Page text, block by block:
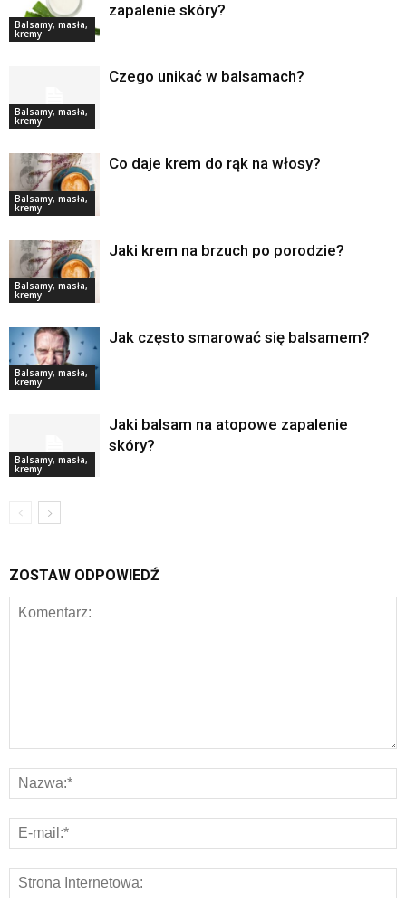
Balsamy, masła,
kremy
zapalenie skóry?
Balsamy, masła,
kremy
Czego unikać w balsamach?
Balsamy, masła,
kremy
Co daje krem do rąk na włosy?
Balsamy, masła,
kremy
Jaki krem na brzuch po porodzie?
Balsamy, masła,
kremy
Jak często smarować się balsamem?
Balsamy, masła,
kremy
Jaki balsam na atopowe zapalenie
skóry?
ZOSTAW ODPOWIEDŹ